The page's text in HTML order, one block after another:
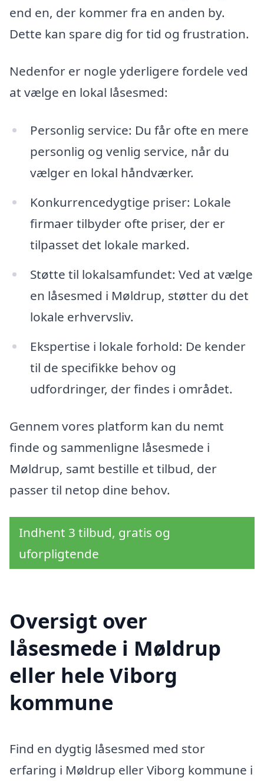
end en, der kommer fra en anden by.
Dette kan spare dig for tid og frustration.
Nedenfor er nogle yderligere fordele ved
at vælge en lokal låsesmed:
Personlig service: Du får ofte en mere
personlig og venlig service, når du
vælger en lokal håndværker.
Konkurrencedygtige priser: Lokale
firmaer tilbyder ofte priser, der er
tilpasset det lokale marked.
Støtte til lokalsamfundet: Ved at vælge
en låsesmed i Møldrup, støtter du det
lokale erhvervsliv.
Ekspertise i lokale forhold: De kender
til de specifikke behov og
udfordringer, der findes i området.
Gennem vores platform kan du nemt
finde og sammenligne låsesmede i
Møldrup, samt bestille et tilbud, der
passer til netop dine behov.
Indhent 3 tilbud, gratis og
uforpligtende
Oversigt over
låsesmede i Møldrup
eller hele Viborg
kommune
Find en dygtig låsesmed med stor
erfaring i Møldrup eller Viborg kommune i